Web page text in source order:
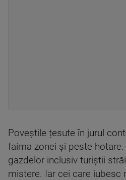
Poveștile țesute în jurul
faima zonei și peste
gazdelor inclusiv turiștii
mistere. Iar cei care iubesc